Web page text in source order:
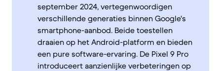
september 2024, vertegenwoordigen
verschillende generaties binnen Google's
smartphone-aanbod. Beide toestellen
draaien op het Android-platform en bieden
een pure software-ervaring. De Pixel 9 Pro
introduceert aanzienlijke verbeteringen op